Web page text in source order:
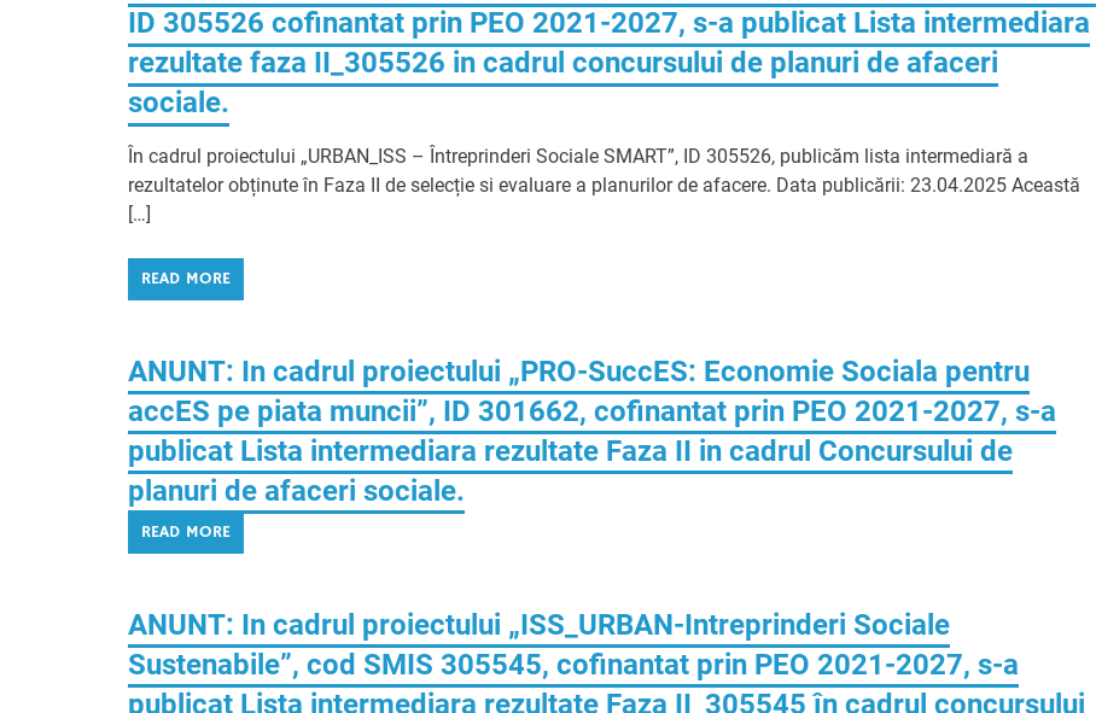
ID 305526 cofinantat prin PEO 2021-2027, s-a publicat Lista intermediara
rezultate faza II_305526 in cadrul concursului de planuri de afaceri
sociale.
În cadrul proiectului „URBAN_ISS – Întreprinderi Sociale SMART”, ID 305526, publicăm lista intermediară a
rezultatelor obținute în Faza II de selecție si evaluare a planurilor de afacere. Data publicării: 23.04.2025 Această
[…]
READ MORE
ANUNT: In cadrul proiectului „PRO-SuccES: Economie Sociala pentru
accES pe piata muncii”, ID 301662, cofinantat prin PEO 2021-2027, s-a
publicat Lista intermediara rezultate Faza II in cadrul Concursului de
planuri de afaceri sociale.
READ MORE
ANUNT: In cadrul proiectului „ISS_URBAN-Intreprinderi Sociale
Sustenabile”, cod SMIS 305545, cofinantat prin PEO 2021-2027, s-a
publicat Lista intermediara rezultate Faza II_305545 în cadrul concursului